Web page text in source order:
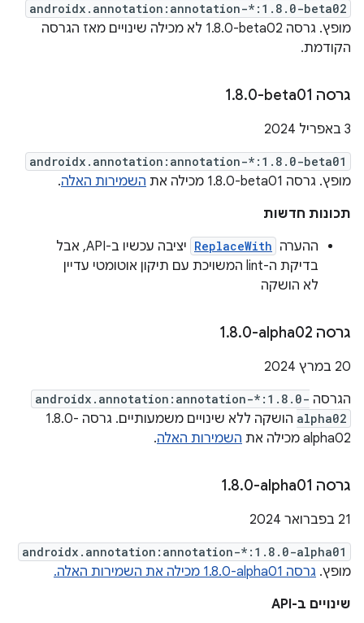
androidx.annotation:annotation-*:1.8.0-beta02
מופץ. גרסה ‎1.8.0-beta02 לא מכילה שינויים מאז הגרסה
הקודמת.
גרסה ‎1 .8.0-beta01
‫3 באפריל 2024
androidx.annotation:annotation-*:1.8.0-beta01
מופץ. גרסה ‎1.8.0-beta01 מכילה את השמירות האלה.
תכונות חדשות
ההערה ReplaceWith
יציבה עכשיו ב-API, אבל
בדיקת ה-lint המשויכת עם תיקון אוטומטי עדיין
לא הושקה
גרסה ‎1 .8.0-alpha02
‫20 במרץ 2024
הגרסה androidx.annotation:annotation-*:1.8.0-
alpha02
הושקה ללא שינויים משמעותיים. גרסה ‎1.8.0-
alpha02 מכילה את
השמירות האלה.
גרסה ‎1 .8.0-alpha01
‫21 בפברואר 2024
androidx.annotation:annotation-*:1.8.0-alpha01
מופץ. גרסה ‎1.8.0-alpha01 מכילה את השמירות האלה.
שינויים ב-API